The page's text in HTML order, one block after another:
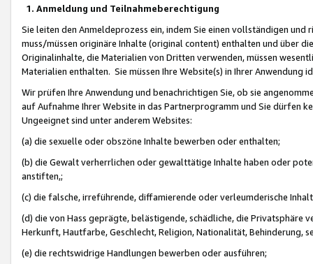
1. Anmeldung und Teilnahmeberechtigung
Sie leiten den Anmeldeprozess ein, indem Sie einen vollständigen
muss/müssen originäre Inhalte (original content) enthalten und über
Originalinhalte, die Materialien von Dritten verwenden, müssen
Materialien enthalten. Sie müssen Ihre Website(s) in Ihrer Anwendung
Wir prüfen Ihre Anwendung und benachrichtigen Sie, ob sie
auf Aufnahme Ihrer Website in das Partnerprogramm und Sie dürfen
Ungeeignet sind unter anderem Websites:
(a) die sexuelle oder obszöne Inhalte bewerben oder enthalten;
(b) die Gewalt verherrlichen oder gewalttätige Inhalte haben oder
anstiften,;
(c) die falsche, irreführende, diffamierende oder verleumderische
(d) die von Hass geprägte, belästigende, schädliche, die Privatsphäre
Herkunft, Hautfarbe, Geschlecht, Religion, Nationalität, Behinderung,
(e) die rechtswidrige Handlungen bewerben oder ausführen;